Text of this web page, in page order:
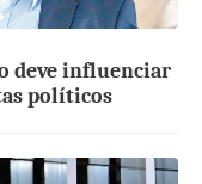
deve influenciar
políticos